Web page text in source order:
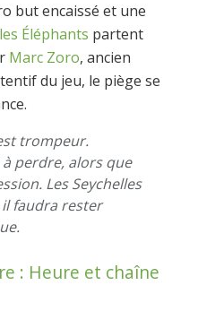
but encaissé et une
les Éléphants partent
Marc Zoro, ancien
du jeu, le piège se
trompeur.
à perdre, alors que
Les Seychelles
faudra rester
: Heure et chaîne